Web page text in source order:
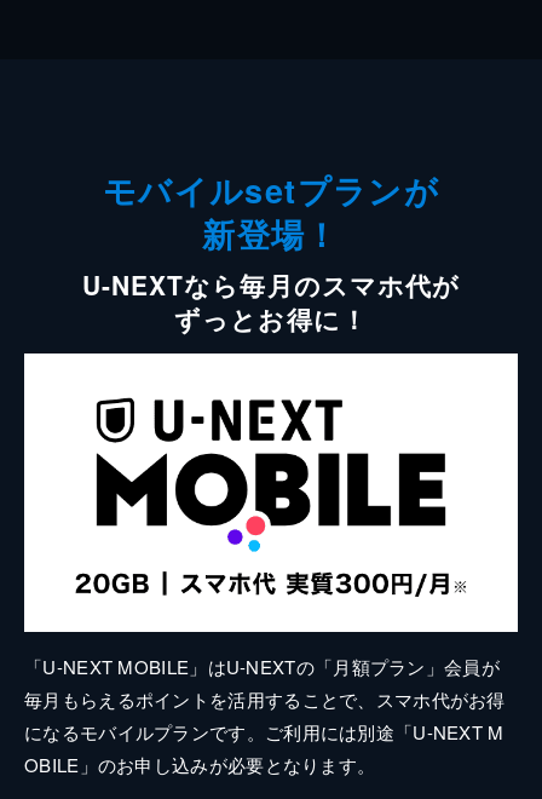
モバイルsetプランが
新登場！
U-NEXTなら毎月のスマホ代が
ずっとお得に！
「U-NEXT MOBILE」はU-NEXTの「月額プラン」会員が
毎月もらえるポイントを活用することで、スマホ代がお得
になるモバイルプランです。ご利用には別途「U-NEXT M
OBILE」のお申し込みが必要となります。